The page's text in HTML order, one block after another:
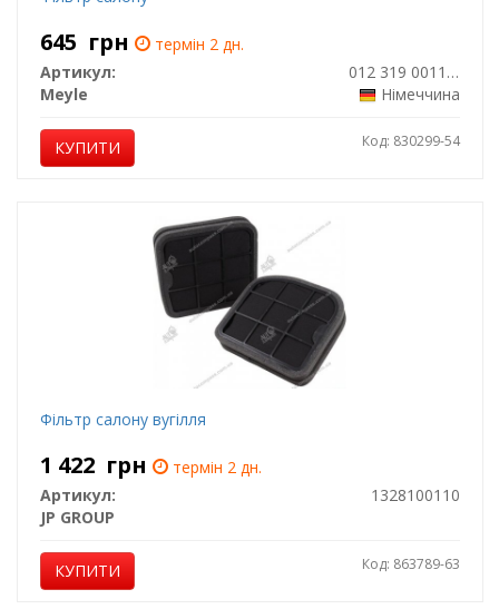
645 грн
термін 2 дн.
Артикул:
012 319 0011/S
Meyle
Німеччина
КУПИТИ Код: 830299-54
Фільтр салону вугілля
1 422 грн
термін 2 дн.
Артикул:
1328100110
JP GROUP
КУПИТИ Код: 863789-63